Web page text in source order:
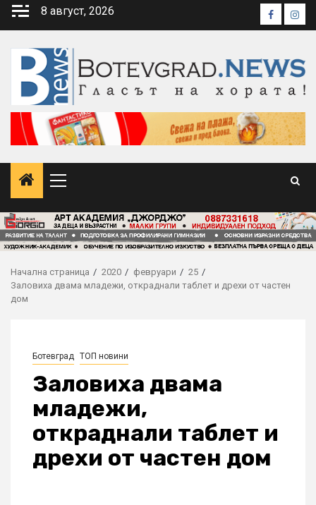
Skip
8 август, 2026 Facebook
Primary
Начална страница 2020 февруари
25
Заловиха двама младежи, откраднали таблет и дрехи от частен
дом
Ботевград ТОП новини
Заловиха двама
младежи,
откраднали таблет и
дрехи от частен дом